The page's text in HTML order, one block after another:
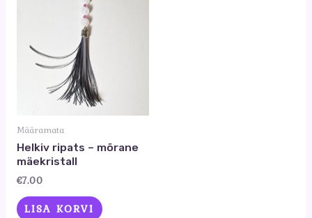
Määramata
Helkiv ripats – mõrane
mäekristall
€7.00
LISA KORVI